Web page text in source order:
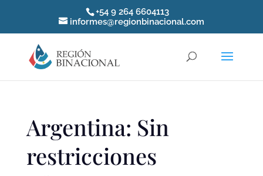
+54 9 264 6604113
informes@regionbinacional.com
Argentina: Sin
restricciones